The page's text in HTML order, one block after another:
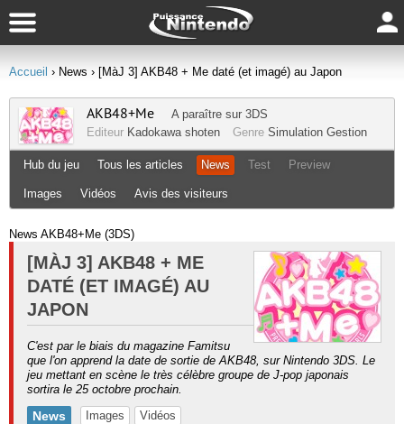
Accueil › News › [MàJ 3] AKB48 + Me daté (et imagé) au Japon
AKB48+Me A paraître sur 3DS
Editeur Kadokawa shoten Genre Simulation Gestion
Hub du jeu Tous les articles News Test Preview
Images Vidéos Avis des visiteurs
News AKB48+Me (3DS)
[MÀJ 3] AKB48 + ME
DATÉ (ET IMAGÉ) AU
JAPON
C'est par le biais du magazine Famitsu
que l'on apprend la date de sortie de AKB48, sur Nintendo 3DS. Le
jeu mettant en scène le très célèbre groupe de J-pop japonais
sortira le 25 octobre prochain.
News Images Vidéos